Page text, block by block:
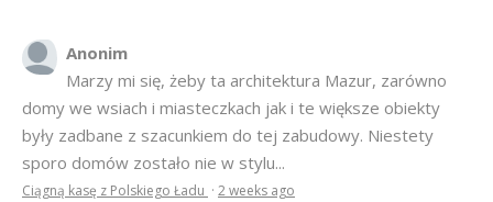
Anonim
Marzy mi się, żeby ta architektura Mazur, zarówno
domy we wsiach i miasteczkach jak i te większe obiekty
były zadbane z szacunkiem do tej zabudowy. Niestety
sporo domów zostało nie w stylu...
Ciągną kasę z Polskiego Ładu · 2 weeks ago